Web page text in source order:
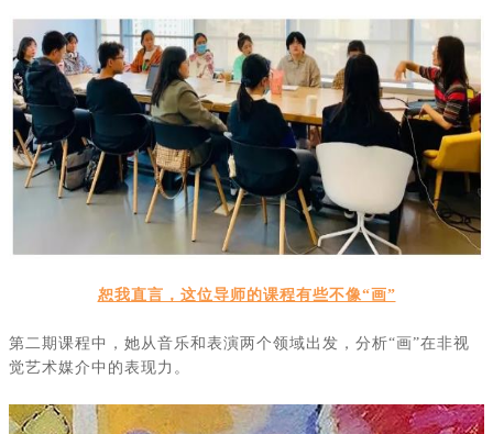
恕我直言，这位导师的课程有些不像“画”
第二期课程中，她从音乐和表演两个领域出发，分析“画”在非视
觉艺术媒介中的表现力。